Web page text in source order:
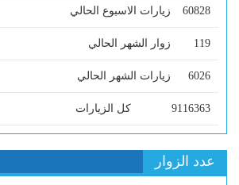
60828 زيارات الاسبوع الحالي
119 زوار الشهر الحالي
6026 زيارات الشهر الحالي
9116363 كل الزيارات
عدد الزوار